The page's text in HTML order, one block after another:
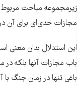
زیرمجموعه مباحث مربوط
مجازات حدی‌ای برای آن
این استدلال بدان معنی
باب مجازات آنها بلکه در
باغی تنها در زمان جنگ با